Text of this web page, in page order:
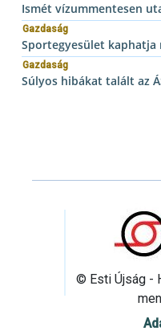
Ismét vízummentesen
Gazdaság
Sportegyesület kaphatja
Gazdaság
Súlyos hibákat talált az
© Esti Újság -